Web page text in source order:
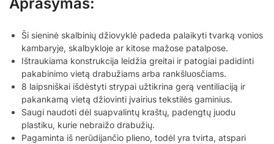
Ši sieninė skalbinių džiovyklė padeda palaikyti tvarką vonios
kambaryje, skalbykloje ar kitose mažose patalpose.
Ištraukiama konstrukcija leidžia greitai ir patogiai padidinti
pakabinimo vietą drabužiams arba rankšluosčiams.
8 laipsniškai išdėstyti strypai užtikrina gerą ventiliaciją ir
pakankamą vietą džiovinti įvairius tekstilės gaminius.
Saugi naudoti dėl suapvalintų kraštų, padengtų juodu
plastiku, kurie nebraižo drabužių.
Pagaminta iš nerūdijančio plieno, todėl yra tvirta, atspari